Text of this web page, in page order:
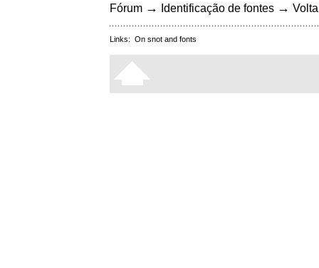
Fórum → Identificação de fontes →
Links: On snot and fonts